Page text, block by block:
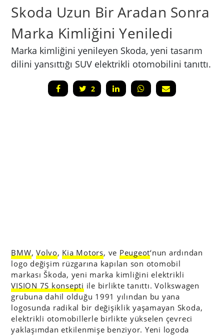
Skoda Uzun Bir Aradan Sonra
Marka Kimliğini Yeniledi
Marka kimliğini yenileyen Skoda, yeni tasarım
dilini yansıttığı SUV elektrikli otomobilini tanıttı.
2
BMW,Volvo, Kia Motors, ve Peugeot‘nun ardından
logo değişim rüzgarına kapılan son otomobil
markası Škoda, yeni marka kimliğini elektrikli
VISION 7S konsepti ile birlikte tanıttı. Volkswagen
grubuna dahil olduğu 1991 yılından bu yana
logosunda radikal bir değişiklik yaşamayan Skoda,
elektrikli otomobillerle birlikte yükselen çevreci
yaklaşımdan etkilenmişe benziyor. Yeni logoda